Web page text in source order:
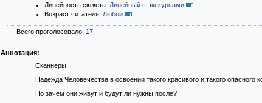
Линейность сюжета: Линейный с экскурсами
Возраст читателя: Любой
Всего проголосовало: 17
Аннотация:
Сканнеры.
Надежда Человечества в освоении такого красивого и такого опасного
Но зачем они живут и будут ли нужны после?